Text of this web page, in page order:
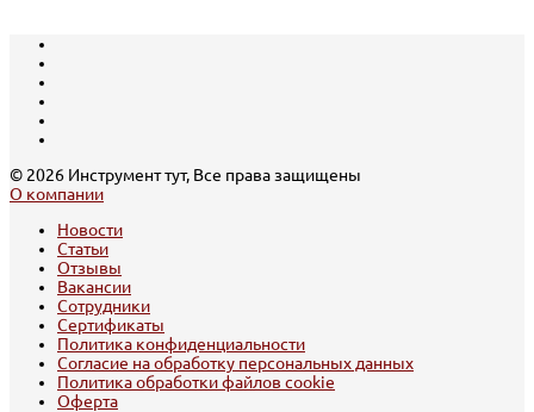
© 2026 Инструмент тут, Все права защищены
О компании
Новости
Статьи
Отзывы
Вакансии
Сотрудники
Сертификаты
Политика конфиденциальности
Согласие на обработку персональных данных
Политика обработки файлов cookie
Оферта